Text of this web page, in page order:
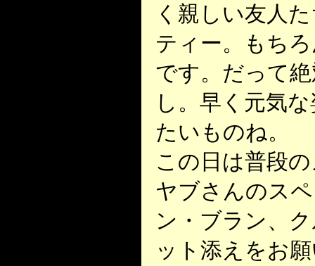
く親しい友人
ティー。もち
です。だって
し。早く元気
たいものね。
この日は普段
ヤブさんのス
ン・ブラン、
ット添えをお